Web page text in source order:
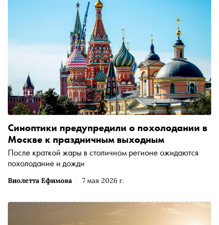
Виолетта Ефимова 7 мая 2026 г.
Синоптики предупредили о похолодании в
Москве к праздничным выходным
После краткой жары в столичном регионе ожидаются
похолодание и дожди